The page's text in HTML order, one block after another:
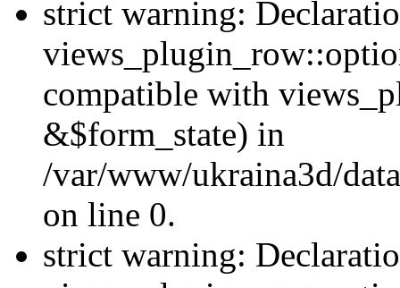
strict warning:
compatible with
&$form_state) in
/var/www/ukraina3d/
on line 0.
strict warning: